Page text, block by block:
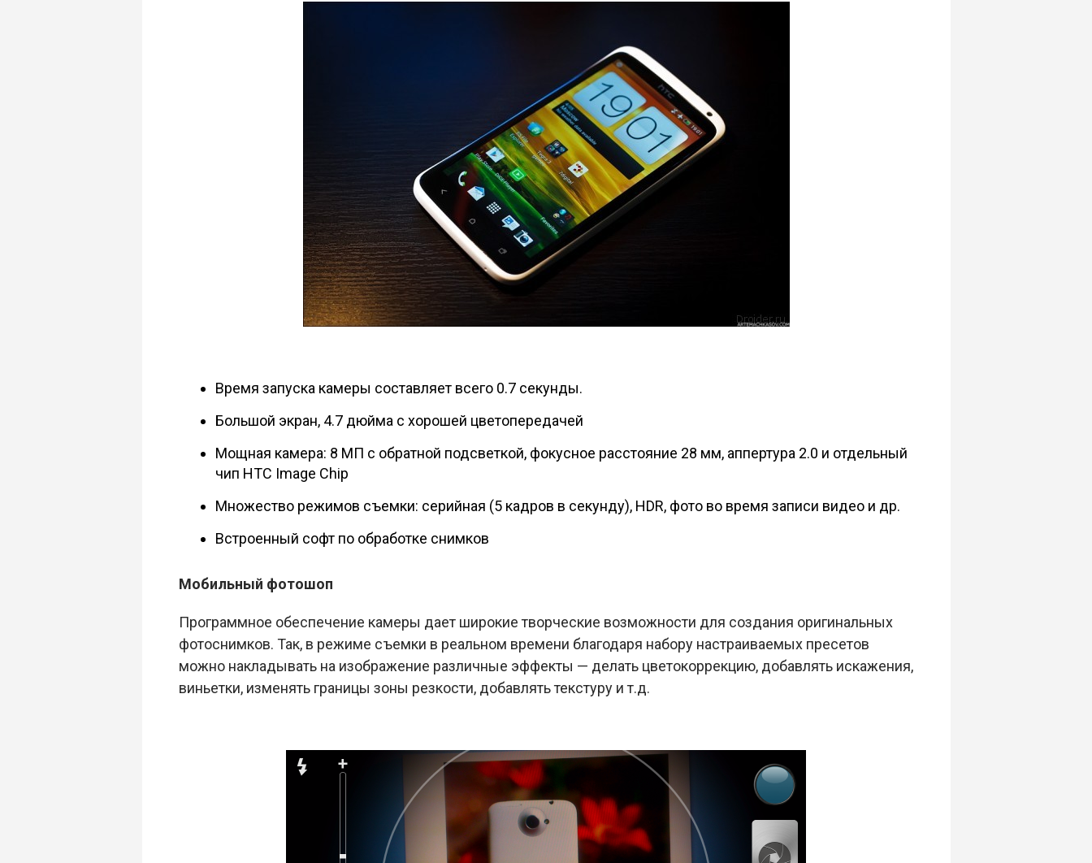
Время запуска камеры составляет всего 0.7 секунды.
Большой экран, 4.7 дюйма с хорошей цветопередачей
Мощная камера: 8 МП с обратной подсветкой, фокусное расстояние 28 мм, аппертура 2.0 и отдельный
чип HTC Image Chip
Множество режимов съемки: серийная (5 кадров в секунду), HDR, фото во время записи видео и др.
Встроенный софт по обработке снимков
Мобильный фотошоп
Программное обеспечение камеры дает широкие творческие возможности для создания оригинальных
фотоснимков. Так, в режиме съемки в реальном времени благодаря набору настраиваемых пресетов
можно накладывать на изображение различные эффекты — делать цветокоррекцию, добавлять искажения,
виньетки, изменять границы зоны резкости, добавлять текстуру и т.д.